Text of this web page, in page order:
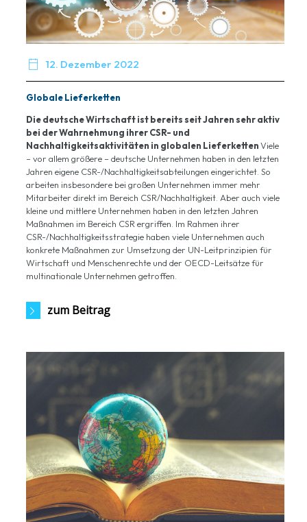
 12. Dezember 2022
Globale Lieferketten
Die deutsche Wirtschaft ist bereits seit Jahren sehr aktiv
bei der Wahrnehmung ihrer CSR- und
Nachhaltigkeitsaktivitäten in globalen LieferkettenViele
– vor allem größere – deutsche Unternehmen haben in den letzten
Jahren eigene CSR-/Nachhaltigkeitsabteilungen eingerichtet. So
arbeiten insbesondere bei großen Unternehmen immer mehr
Mitarbeiter direkt im Bereich CSR/Nachhaltigkeit. Aber auch viele
kleine und mittlere Unternehmen haben in den letzten Jahren
Maßnahmen im Bereich CSR ergriffen. Im Rahmen ihrer
CSR-/Nachhaltigkeitsstrategie haben viele Unternehmen auch
konkrete Maßnahmen zur Umsetzung der UN-Leitprinzipien für
Wirtschaft und Menschenrechte und der OECD-Leitsätze für
multinationale Unternehmen getroffen.
zum Beitrag